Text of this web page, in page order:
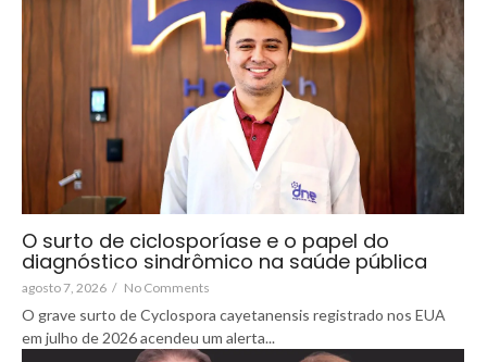
O surto de ciclosporíase e o papel do
diagnóstico sindrômico na saúde pública
agosto 7, 2026 / No Comments
O grave surto de Cyclospora cayetanensis registrado nos EUA
em julho de 2026 acendeu um alerta...